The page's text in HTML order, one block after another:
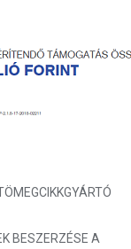
BESZERZÉSE A